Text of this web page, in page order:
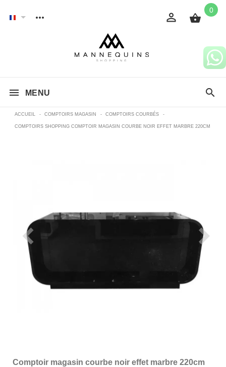
0
MENU
ACCUEIL - COMPTOIRS MAGASIN - COMPTOIRS COURBÉS -
COMPTOIRS SHOPPING COMPTOIR MAGASIN COURBE NOIR EFFET MARBRE 220CM
Comptoir magasin courbe noir effet marbre 220cm